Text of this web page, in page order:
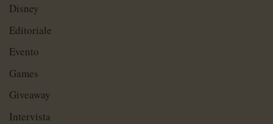
Disney
Editoriale
Evento
Games
Giveaway
Intervista